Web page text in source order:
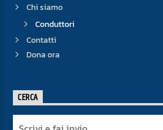
Chi siamo
Conduttori
Contatti
Dona ora
CERCA